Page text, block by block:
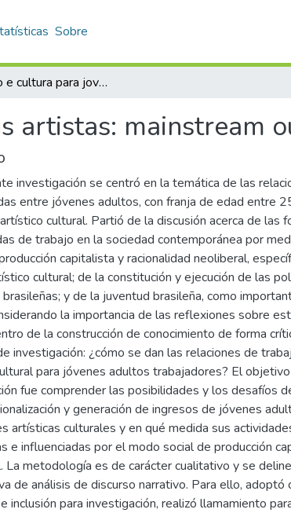
Sobre
Trabalho e cultura para jovens artistas: mainstream ou resistência?
artistas: mainstream
investigación se centró en la temática de las
entre jóvenes adultos, con franja de edad entre
cultural. Partió de la discusión acerca de las
de trabajo en la sociedad contemporánea por
capitalista y racionalidad neoliberal,
cultural; de la constitución y ejecución de las
y de la juventud brasileña, como
la importancia de las reflexiones sobre
de la construcción de conocimiento de forma
investigación: ¿cómo se dan las relaciones de
para jóvenes adultos trabajadores? El
fue comprender las posibilidades y los desafíos
y generación de ingresos de jóvenes
artísticas culturales y en qué medida sus
e influenciadas por el modo social de producción
La metodología es de carácter cualitativo y se
de análisis de discurso narrativo. Para ello, adoptó
inclusión para investigación, realizó llamamiento